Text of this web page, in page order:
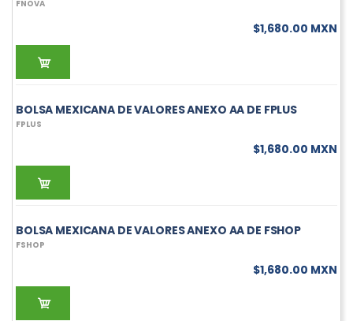
FNOVA
$1,680.00 MXN
BOLSA MEXICANA DE VALORES ANEXO AA DE FPLUS
FPLUS
$1,680.00 MXN
BOLSA MEXICANA DE VALORES ANEXO AA DE FSHOP
FSHOP
$1,680.00 MXN